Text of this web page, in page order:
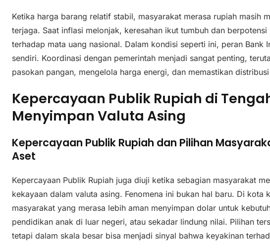
Ketika harga barang relatif stabil, masyarakat merasa rupiah masih
terjaga. Saat inflasi melonjak, keresahan ikut tumbuh dan
terhadap mata uang nasional. Dalam kondisi seperti ini, peran Bank
sendiri. Koordinasi dengan pemerintah menjadi sangat penting,
pasokan pangan, mengelola harga energi, dan memastikan
Kepercayaan Publik Rupiah di
Menyimpan Valuta Asing
Kepercayaan Publik Rupiah dan Pilihan
Aset
Kepercayaan Publik Rupiah juga diuji ketika sebagian masyarakat
kekayaan dalam valuta asing. Fenomena ini bukan hal baru. Di kota
masyarakat yang merasa lebih aman menyimpan dolar untuk
pendidikan anak di luar negeri, atau sekadar lindung nilai. Pilihan
tetapi dalam skala besar bisa menjadi sinyal bahwa keyakinan